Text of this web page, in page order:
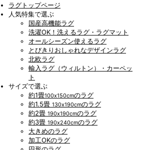
ラグトップページ
人気特集で選ぶ
国産高機能ラグ
洗濯OK！洗えるラグ・ラグマット
オールシーズン使えるラグ
とびきりおしゃれなデザインラグ
北欧ラグ
輸入ラグ（ウィルトン）・カーペッ
ト
サイズで選ぶ
約1畳100x150cmのラグ
約1.5畳 130x190cmのラグ
約2畳 190x190cmのラグ
約3畳 190x240cmのラグ
大きめのラグ
加工OKのラグ